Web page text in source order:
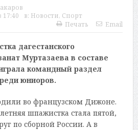
17:40 в: Новости, Спорт
Печать
Email
дагестанского
Муртазаева в составе
командный раздел
юниоров.
во французском Дижоне.
шпажистка стала пятой,
по сборной России. А в